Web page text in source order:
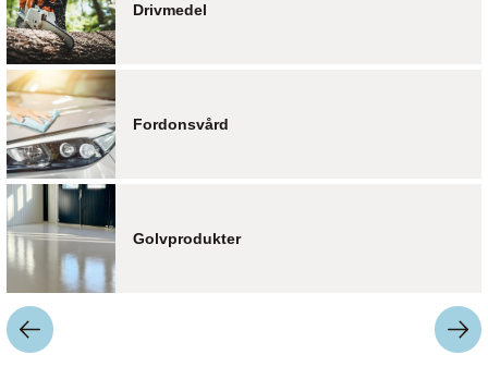
Drivmedel
Fordonsvård
Golvprodukter